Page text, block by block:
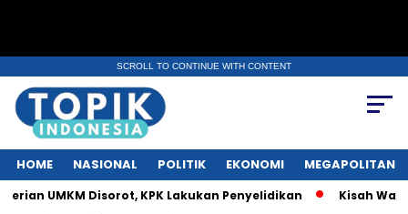
SCROLL TO CONTINUE WITH CONTENT
HOME NASIONAL POLITIK EKONOMI MEGAPOLITAN
UMKM Disorot, KPK Lakukan Penyelidikan Kisah